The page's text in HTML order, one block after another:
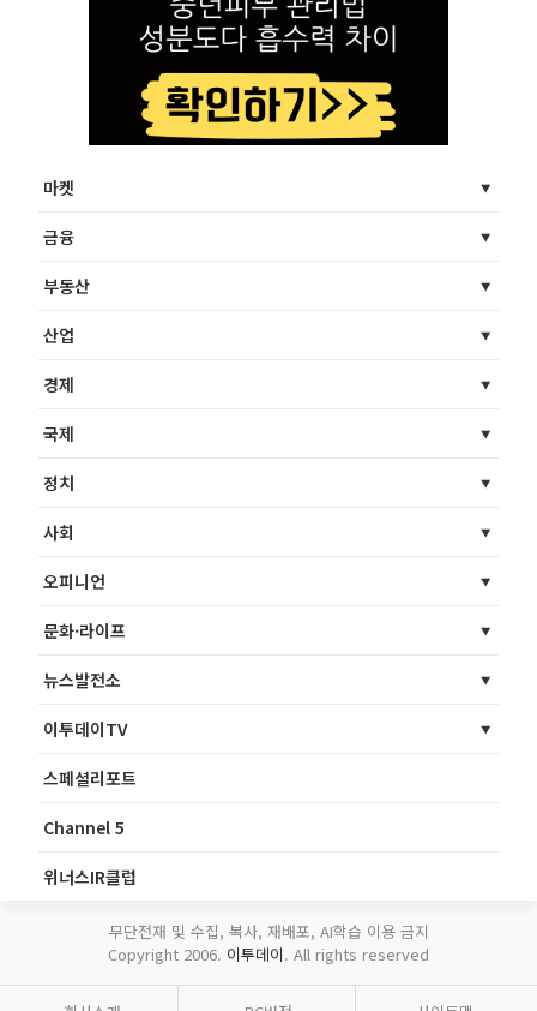
마켓
금융
부동산
산업
경제
국제
정치
사회
오피니언
문화·라이프
뉴스발전소
이투데이TV
스페셜리포트
Channel 5
위너스IR클럽
무단전재 및 수집, 복사, 재배포, AI학습 이용 금지
Copyright 2006. 이투데이. All rights reserved